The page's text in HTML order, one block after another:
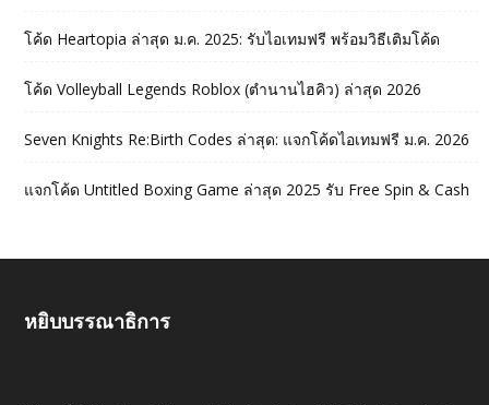
โค้ด Heartopia ล่าสุด ม.ค. 2025: รับไอเทมฟรี พร้อมวิธีเติมโค้ด
โค้ด Volleyball Legends Roblox (ตำนานไฮคิว) ล่าสุด 2026
Seven Knights Re:Birth Codes ล่าสุด: แจกโค้ดไอเทมฟรี ม.ค. 2026
แจกโค้ด Untitled Boxing Game ล่าสุด 2025 รับ Free Spin & Cash
หยิบบรรณาธิการ